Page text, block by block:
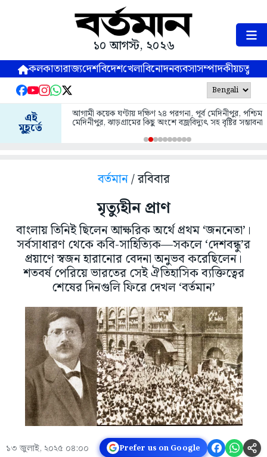
১০ আগস্ট, ২০২৬
কলকাতারাজ্যদেশবিদেশখেলাবিনোদনব্যবসাসম্পাদকীয়
এই
মুহূর্তে
গ্রাহকের ক্রেডিট কার্ড হাতিয়ে ৮ লক্ষ টাকা তছরুপের অভিযোগ
, গ্রেপ্তার চেতলার বেসরকারি ব‍্যাংকের ডেপুটি ম্যানেজার
বর্তমান/ রবিবার
মৃত্যুহীন প্রাণ
বাংলায় তিনিই ছিলেন আক্ষরিক অর্থে প্রথম ‘জননেতা’।
সর্বসাধারণ থেকে কবি-সাহিত্যিক—সকলে ‘দেশবন্ধু’র
প্রয়াণে স্বজন হারানোর বেদনা অনুভব করেছিলেন।
শতবর্ষ পেরিয়ে ভারতের সেই ঐতিহাসিক ব্যক্তিত্বের
শেষের দিনগুলি ফিরে দেখল ‘বর্তমান’
১৩ জুলাই, ২০২৫ ০৪:০০ Prefer us on Google